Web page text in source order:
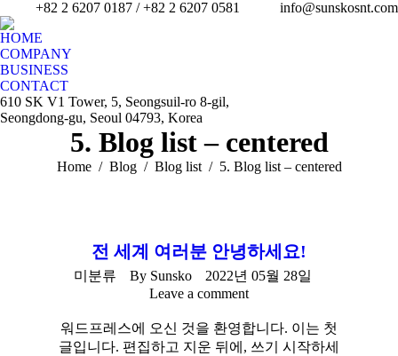
+82 2 6207 0187 / +82 2 6207 0581
info@sunskosnt.com
HOME
COMPANY
BUSINESS
CONTACT
610 SK V1 Tower, 5, Seongsuil-ro 8-gil,
Seongdong-gu, Seoul 04793, Korea
5. Blog list – centered
You are here:
Home Blog Blog list 5. Blog list – centered
전 세계 여러분 안녕하세요!
미분류 By Sunsko
2022년 05월 28일
Leave a comment
워드프레스에 오신 것을 환영합니다. 이는 첫
글입니다. 편집하고 지운 뒤에, 쓰기 시작하세